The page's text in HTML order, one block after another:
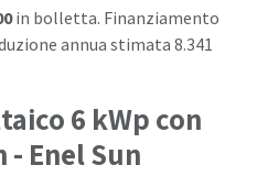
in bolletta. Finanziamento
annua stimata 8.341
6 kWp con
Enel Sun